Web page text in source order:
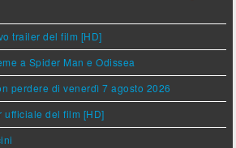
trailer del film [HD]
a Spider Man e Odissea
perdere di venerdì 7 agosto 2026
ufficiale del film [HD]